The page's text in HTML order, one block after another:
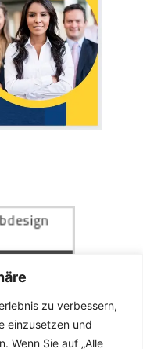
zu verbessern,
einzusetzen und
Wenn Sie auf „Alle